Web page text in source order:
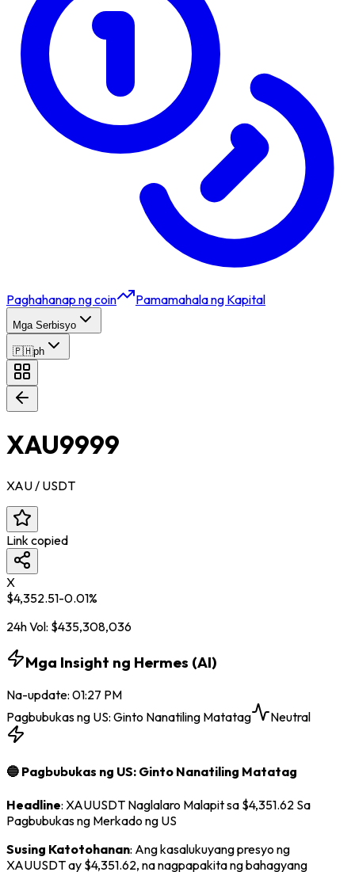
Paghahanap ng coin Pamamahala ng Kapital
Mga Serbisyo
🇵🇭ph
XAU9999
XAU / USDT
Link copied
X
$4,352.51-0.01%
24h Vol: $435,308,036
Mga Insight ng Hermes (AI)
Na-update: 01:27 PM
Pagbubukas ng US: Ginto Nanatiling Matatag
Neutral
🔵 Pagbubukas ng US: Ginto Nanatiling Matatag
Headline: XAUUSDT Naglalaro Malapit sa $4,351.62 Sa
Pagbubukas ng Merkado ng US
Susing Katotohanan: Ang kasalukuyang presyo ng
XAUUSDT ay $4,351.62, na nagpapakita ng bahagyang